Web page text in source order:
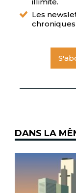
illimité.
Les
DANS LA